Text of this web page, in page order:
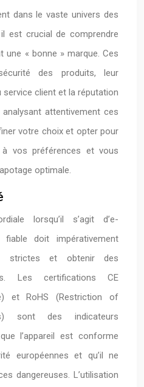
dans le vaste univers des
est crucial de comprendre
une « bonne » marque. Ces
des produits, leur
client et la réputation
attentivement ces
votre choix et opter pour
vos préférences et vous
optimale.
lorsqu’il s’agit d’e-
fiable doit impérativement
strictes et obtenir des
Les certifications CE
et RoHS (Restriction of
sont des indicateurs
l’appareil est conforme
européennes et qu’il ne
dangereuses. L’utilisation